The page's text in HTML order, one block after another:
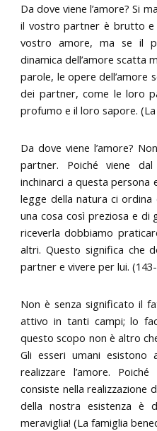
Da dove viene l’amore? Si
il vostro partner è brutto e
vostro amore, ma se il
dinamica dell’amore scatta
parole, le opere dell’amore
dei partner, come le loro
profumo e il loro sapore.
Da dove viene l’amore?
partner. Poiché viene
inchinarci a questa persona
legge della natura ci ordina
una cosa così preziosa e di
riceverla dobbiamo
altri. Questo significa che
partner e vivere per lui.
Non è senza significato il
attivo in tanti campi; lo
questo scopo non è altro
Gli esseri umani
realizzare l’amore.
consiste nella realizzazione
della nostra esistenza è
meraviglia! (La famiglia